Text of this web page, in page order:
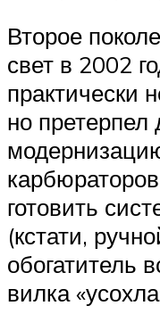
Второе
свет в 2002
практически
но претерпел
готовить
(кстати,
обогатитель
вилка